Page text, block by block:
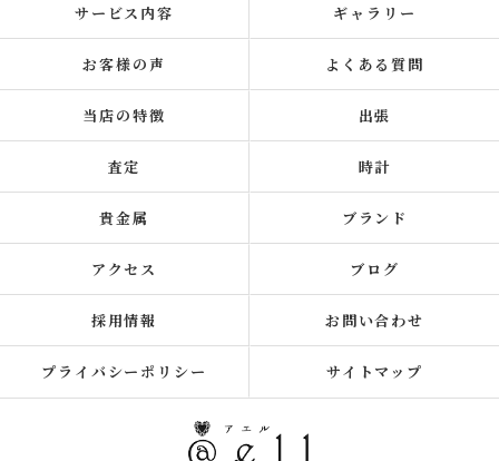
サービス内容 ギャラリー
お客様の声 よくある質問
当店の特徴 出張
査定 時計
貴金属 ブランド
アクセス ブログ
採用情報 お問い合わせ
プライバシーポリシー サイトマップ